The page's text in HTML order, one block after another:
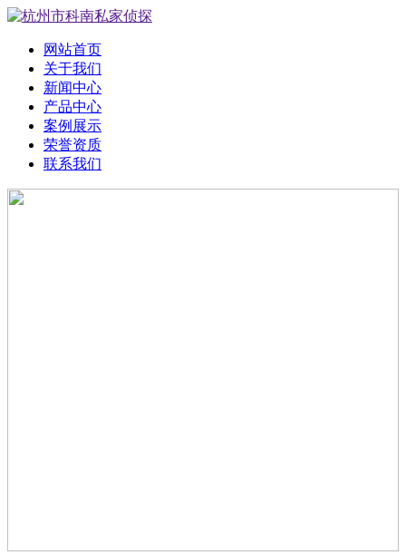
网站首页
关于我们
新闻中心
产品中心
案例展示
荣誉资质
联系我们